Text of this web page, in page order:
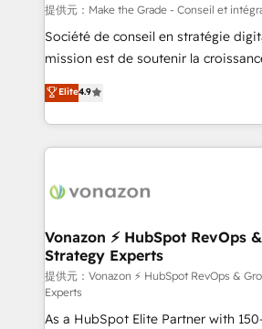
Canada, Germany, France, Belgium,
South Africa. Certified compliant with ISO/IEC
27001:2022 and ISO 9001:2015
提供元：Make the Grade - Conseil et
Société de conseil en stratégie
mission est de soutenir la
B2B à travers l’acquisition de
l'intégration CRM et le
auprès de vos comptes existants. En France et à
l'international, nous travaillons avec
delà d’une simple transformation
➤ L’intégration de CRM et de
pour aligner les équipes marketing,
support client (data migration,
audit et maintenance) ➤ La création de sites internet
de conversion qui transforment les
Elite4.9
Vonazon ⚡ HubSpot RevOps
Strategy Experts
提供元：Vonazon ⚡ HubSpot RevOps &
Experts
As a HubSpot Elite Partner with